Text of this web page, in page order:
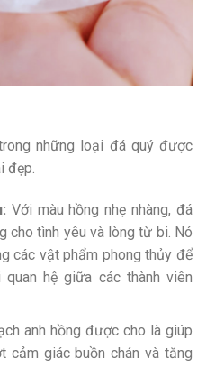
những loại đá quý được
đẹp.
Với màu hồng nhẹ nhàng, đá
cho tình yêu và lòng từ bi. Nó
các vật phẩm phong thủy để
hệ giữa các thành viên
anh hồng được cho là giúp
cảm giác buồn chán và tăng